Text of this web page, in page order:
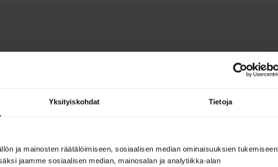
Yksityiskohdat Tietoja
ja mainosten räätälöimiseen, sosiaalisen median ominaisuuksien tukemiseen
jaamme sosiaalisen median, mainosalan ja analytiikka-alan